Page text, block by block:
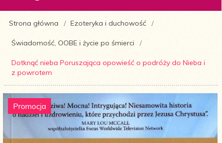
Strona główna Ezoteryka i duchowość
Świadomość, OOBE i życie po śmierci
Dotknąć nieba Poruszająca opowieść o podróży do Nieba i
z powrotem
Promocja